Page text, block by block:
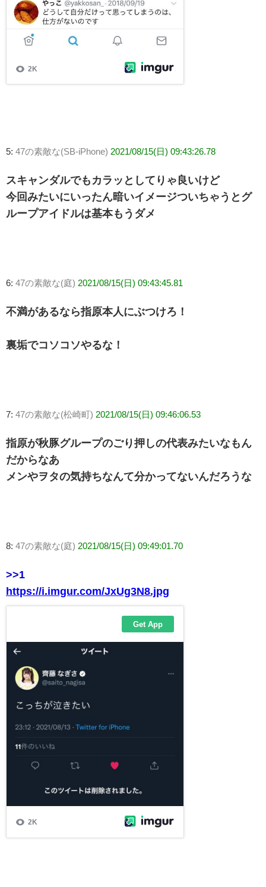
5: 47の素敵な(SB-iPhone) 2021/08/15(日) 09:43:26.78
スキャンダルでもカラッとしてりゃ良いけど
今回みたいにいったん暗いイメージついちゃうとグ
ループアイドルは基本もうダメ
6: 47の素敵な(庭) 2021/08/15(日) 09:43:45.81
不満があるなら指原本人にぶつけろ！
裏垢でコソコソやるな！
7: 47の素敵な(松崎町) 2021/08/15(日) 09:46:06.53
指原が秋豚グループのごり押しの代表みたいなもん
だからなあ
メンやヲタの気持ちなんて分かってないんだろうな
8: 47の素敵な(庭) 2021/08/15(日) 09:49:01.70
>>1
https://i.imgur.com/JxUg3N8.jpg